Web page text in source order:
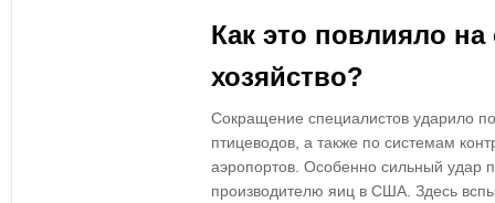
Как это повлияло на
хозяйство?
Сокращение специалистов ударило
птицеводов , а также по системам
аэропортов . Особенно сильный удар
производителю яиц в США . Здесь